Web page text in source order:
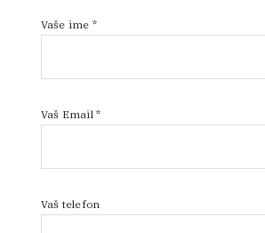
Vaše ime *
Vaš Email *
Vaš telefon